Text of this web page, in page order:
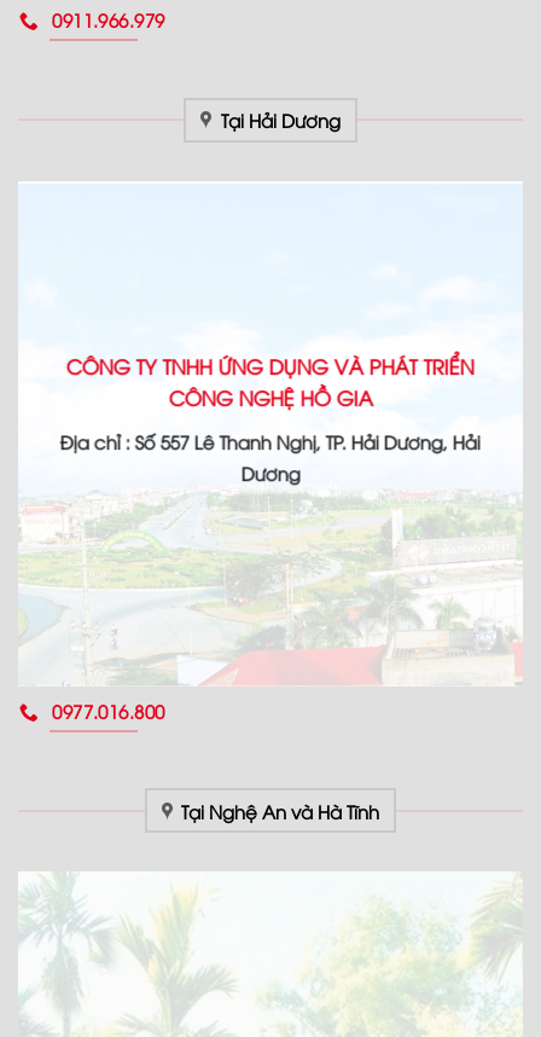
0911.966.979
Tại Hải Dương
CÔNG TY TNHH ỨNG DỤNG VÀ PHÁT TRIỂN
CÔNG NGHỆ HỒ GIA
Địa chỉ : Số 557 Lê Thanh Nghị, TP. Hải Dương, Hải
Dương
0977.016.800
Tại Nghệ An và Hà Tĩnh